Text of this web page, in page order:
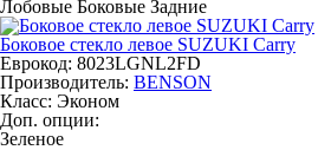
Лобовые Боковые Задние
Боковое стекло левое SUZUKI Carry
Еврокод: 8023LGNL2FD
Производитель: BENSON
Класс: Эконом
Доп. опции:
Зеленое